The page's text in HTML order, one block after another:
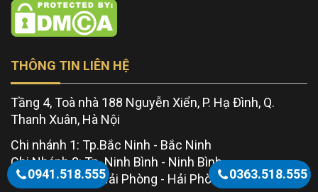
THÔNG TIN LIÊN HỆ
Tầng 4, Toà nhà 188 Nguyễn Xiển, P. Hạ Đình, Q.
Thanh Xuân, Hà Nội
Chi nhánh 1: Tp.Bắc Ninh - Bắc Ninh
Chi Nhánh 2: Tp. Ninh Bình - Ninh Bình
Chi nhánh 3: Tp.Hải Phòng - Hải Phòng
0941.518.555 0363.518.555